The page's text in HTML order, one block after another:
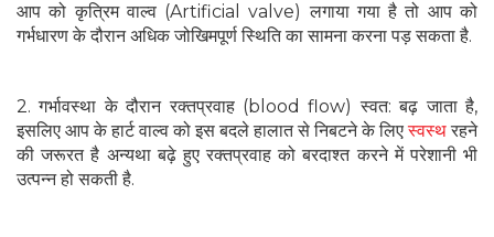
आप को कृत्रिम वाल्व (Artificial valve) लगाया गया है तो आप को
गर्भधारण के दौरान अधिक जोखिमपूर्ण स्थिति का सामना करना पड़ सकता है.
2. गर्भावस्था के दौरान रक्तप्रवाह (blood flow) स्वत: बढ़ जाता है,
इसलिए आप के हार्ट वाल्व को इस बदले हालात से निबटने के लिएस्वस्थरहने
की जरूरत है अन्यथा बढ़े हुए रक्तप्रवाह को बरदाश्त करने में परेशानी भी
उत्पन्न हो सकती है.